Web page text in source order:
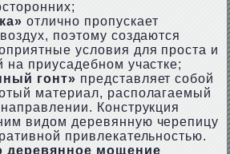
отлично пропускает
поэтому создаются
условия для проста и
на приусадебном участке;
гонт» представляет собой
материал, располагаемый
Конструкция
видом деревянную черепицу
привлекательностью.
деревянное мощение